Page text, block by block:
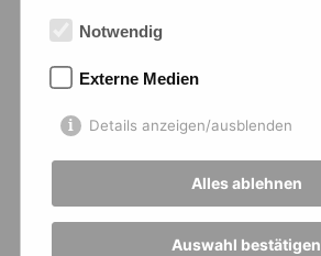
Notwendig
Externe Medien
Details anzeigen/ausblenden
Alles ablehnen
Auswahl bestätigen